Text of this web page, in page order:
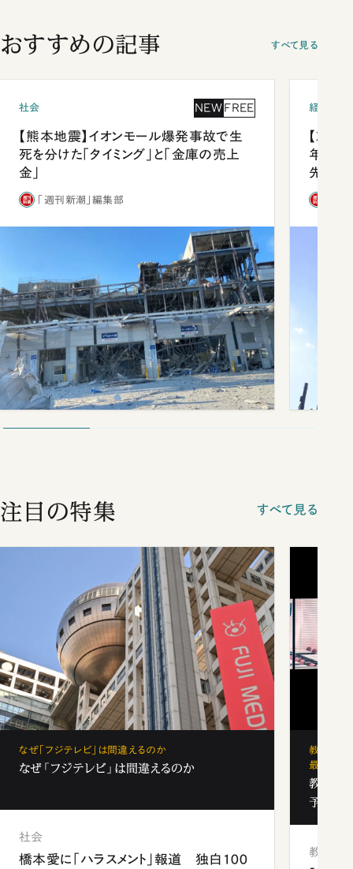
おすすめの記事 すべて見る
社会 NEW FREE
【熊本地震】イオンモール爆発事故で生
死を分けた「タイミング」と「金庫の売上
金」
「週刊新潮」編集部
経済・ビ
【就活
年会は
先1位
注目の特集 すべて見る
なぜ「フジテレビ」は間違えるのか
なぜ「フジテレビ」は間違えるのか
社会
橋本愛に「ハラスメント」報道 独白100
教育の地
最新勢力
教育の
予備校
教育